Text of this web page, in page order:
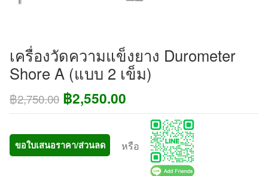
เครื่องวัดความแข็งยาง Durometer
Shore A (แบบ 2 เข็ม)
฿2,750.00 Original
price
was:
฿2,750.00.
฿2,550.00
price
is:
฿2,550.00.
ขอใบเสนอราคา/ส่วนลด หรือ